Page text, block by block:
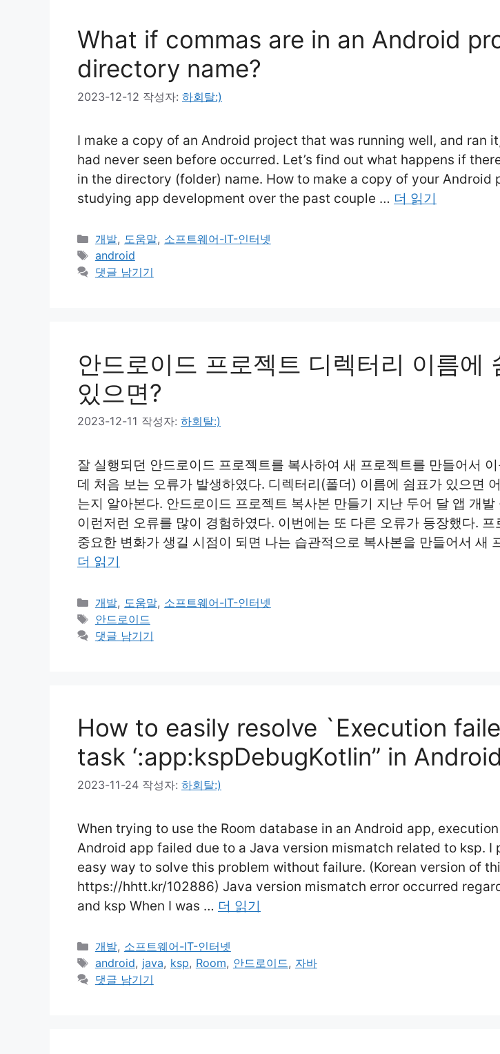
What if commas are in an Android
directory name?
2023-12-12 작성자: 하회탈:)
I make a copy of an Android project that was running well, and ran
had never seen before occurred. Let’s find out what happens if
in the directory (folder) name. How to make a copy of your Android
studying app development over the past couple … 더 읽기
카
테
고
개발, 도움말, 소프트웨어-IT-인터넷
태
그
android
댓글 남기기
안드로이드 프로젝트 디렉터리 이름에
있으면?
2023-12-11 작성자: 하회탈:)
잘 실행되던 안드로이드 프로젝트를 복사하여 새 프로젝트를 만들어서
데 처음 보는 오류가 발생하였다. 디렉터리(폴더) 이름에 쉼표가 있으면
는지 알아본다. 안드로이드 프로젝트 복사본 만들기 지난 두어 달 앱 개발
이런저런 오류를 많이 경험하였다. 이번에는 또 다른 오류가 등장했다. 프
중요한 변화가 생길 시점이 되면 나는 습관적으로 복사본을 만들어서 새
더 읽기
카
테
고
개발, 도움말, 소프트웨어-IT-인터넷
태
그
안드로이드
댓글 남기기
How to easily resolve `Execution
task ‘:app:kspDebugKotlin” in
2023-11-24 작성자: 하회탈:)
When trying to use the Room database in an Android app,
Android app failed due to a Java version mismatch related to ksp. I
easy way to solve this problem without failure. (Korean version of
https://hhtt.kr/102886) Java version mismatch error occurred
and ksp When I was … 더 읽기
카
테
고
개발, 소프트웨어-IT-인터넷
태
그
android, java, ksp, Room, 안드로이드, 자바
댓글 남기기